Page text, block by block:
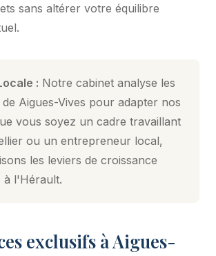
sans altérer votre équilibre
: Notre cabinet analyse les
Aigues-Vives pour adapter nos
vous soyez un cadre travaillant
ou un entrepreneur local,
les leviers de croissance
à l'Hérault.
exclusifs à Aigues-